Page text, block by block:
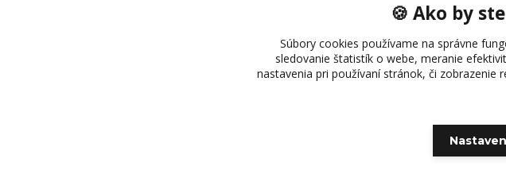
Vytvorené
🍪 Ako by
Súbory cookies používame na správne
sledovanie štatistík o webe, meranie
nastavenia pri používaní stránok, či zobrazenie